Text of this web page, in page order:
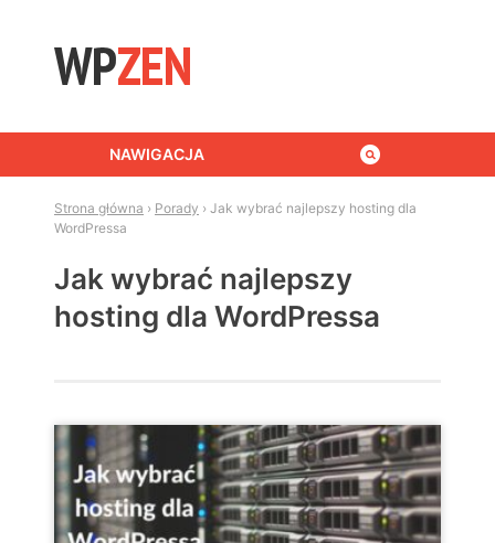
NAWIGACJA
Strona główna › Porady › Jak wybrać najlepszy hosting dla
WordPressa
Jak wybrać najlepszy
hosting dla WordPressa